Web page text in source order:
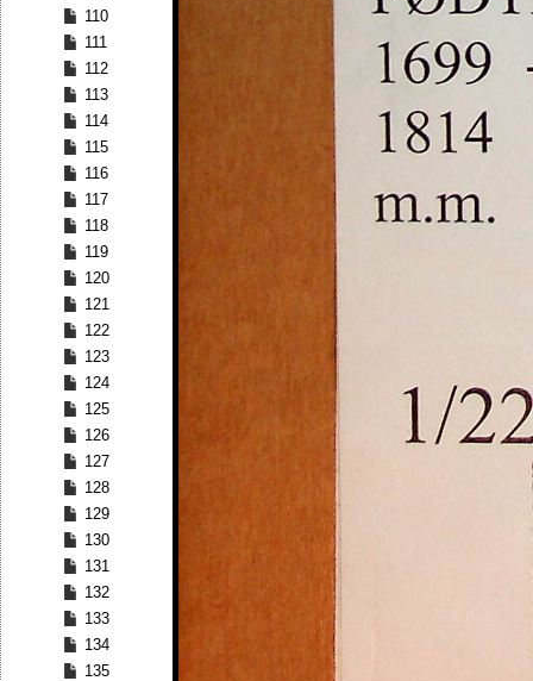
110
111
112
113
114
115
116
117
118
119
120
121
122
123
124
125
126
127
128
129
130
131
132
133
134
135